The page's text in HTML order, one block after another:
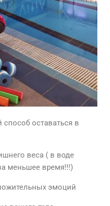
способ оставаться в
веса ( в воде
меньшее время!!!)
эмоций